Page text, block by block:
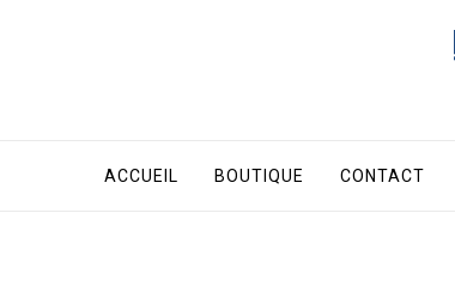
ACCUEIL BOUTIQUE CONTACT